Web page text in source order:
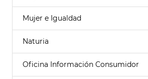
Mujer e Igualdad
Naturia
Oficina Información Consumidor